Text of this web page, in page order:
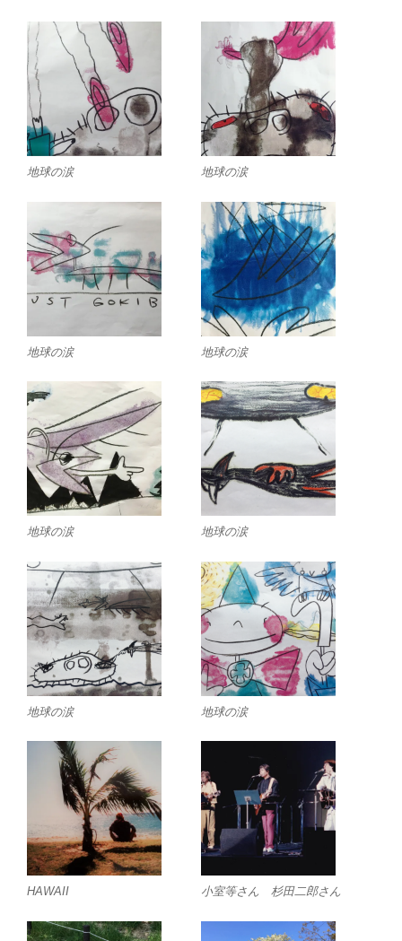
地球の涙 地球の涙
地球の涙 地球の涙
地球の涙 地球の涙
地球の涙 地球の涙
HAWAII 小室等さん 杉田二郎さん